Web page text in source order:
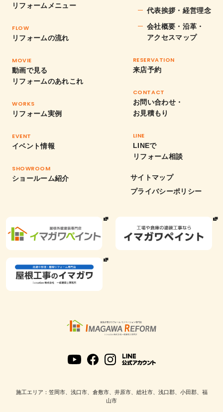
リフォームメニュー
FLOW
リフォームの流れ
MOVIE
動画で見る
リフォームのあれこれ
WORKS
リフォーム実例
EVENT
イベント情報
SHOWROOM
ショールーム紹介
代表挨拶・経営理念
会社概要・沿革・
アクセスマップ
RESERVATION
来店予約
CONTACT
お問い合わせ・
お見積もり
LINE
LINEで
リフォーム相談
サイトマップ
プライバシーポリシー
施工エリア：笠岡市、浅口市、倉敷市、井原市、総社市、浅口郡、小田郡、福
山市